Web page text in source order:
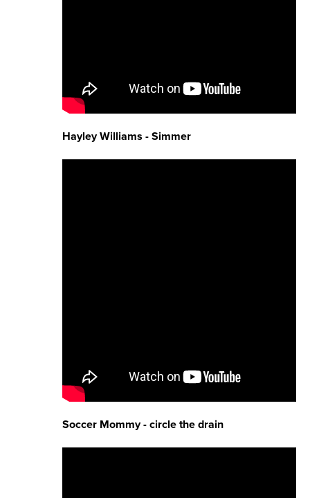
Hayley Williams - Simmer
Soccer Mommy - circle the drain